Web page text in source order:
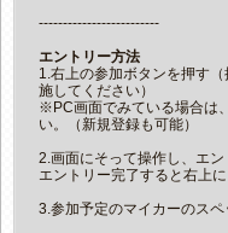
-------------------------
エントリー方法
1.右上の参加ボタンを押す
施してください）
※PC画面でみている場合は
い。（新規登録も可能）
2.画面にそって操作し、エン
エントリー完了すると右上
3.参加予定のマイカーのス